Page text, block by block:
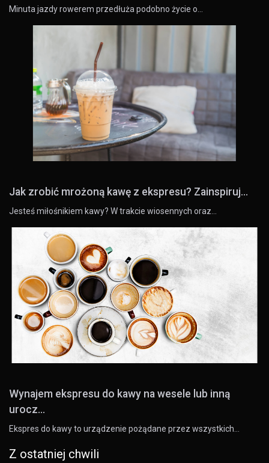
Minuta jazdy rowerem przedłuża podobno życie o…
Jak zrobić mrożoną kawę z ekspresu? Zainspiruj...
Jesteś miłośnikiem kawy? W trakcie wiosennych oraz…
Wynajem ekspresu do kawy na wesele lub inną
urocz...
Ekspres do kawy to urządzenie pożądane przez wszystkich…
Z ostatniej chwili